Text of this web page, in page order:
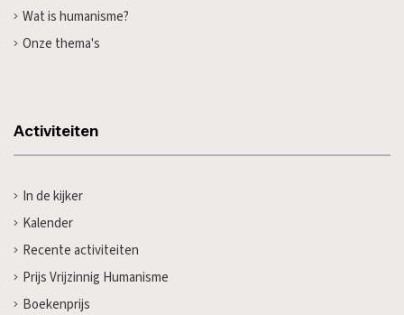
Wat is humanisme?
Onze thema's
Activiteiten
In de kijker
Kalender
Recente activiteiten
Prijs Vrijzinnig Humanisme
Boekenprijs